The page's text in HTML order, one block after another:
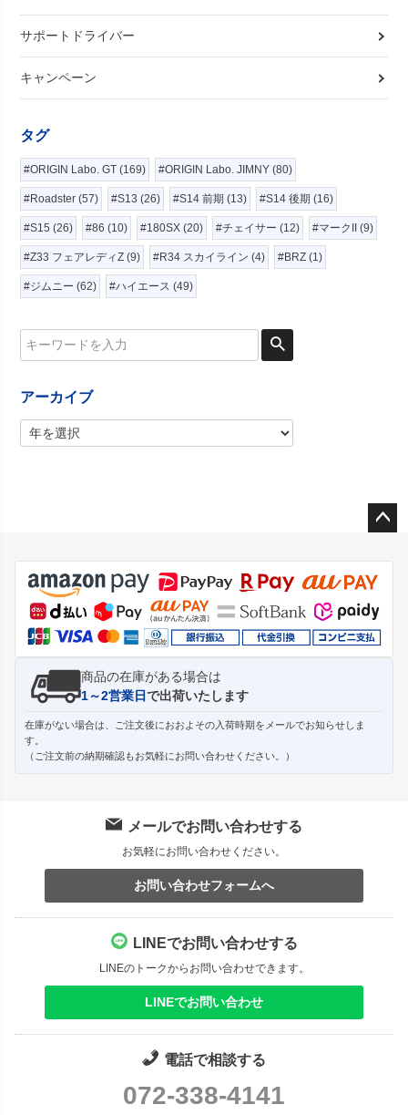
サポートドライバー
キャンペーン
タグ
#ORIGIN Labo. GT (169) #ORIGIN Labo. JIMNY (80)
#Roadster (57) #S13 (26) #S14 前期 (13) #S14 後期 (16)
#S15 (26) #86 (10) #180SX (20) #チェイサー (12) #マークII (9)
#Z33 フェアレディZ (9) #R34 スカイライン (4) #BRZ (1)
#ジムニー (62) #ハイエース (49)
アーカイブ
ジト
ップ
へ
商品の在庫がある場合は
1～2営業日で出荷いたします
在庫がない場合は、ご注文後におおよその入荷時期をメールでお知らせしま
す。
（ご注文前の納期確認もお気軽にお問い合わせください。）
メールでお問い合わせする
お気軽にお問い合わせください。
お問い合わせフォームへ
LINEでお問い合わせする
LINEのトークからお問い合わせできます。
LINEでお問い合わせ
電話で相談する
072-338-4141